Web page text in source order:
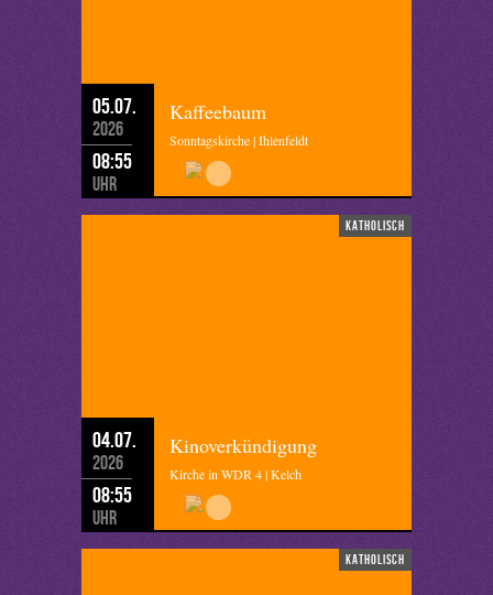
05.07.
2026
08:55
Uhr
Kaffeebaum
Sonntagskirche | Ihlenfeldt
katholisch
04.07.
2026
08:55
Uhr
Kinoverkündigung
Kirche in WDR 4 | Kelch
katholisch